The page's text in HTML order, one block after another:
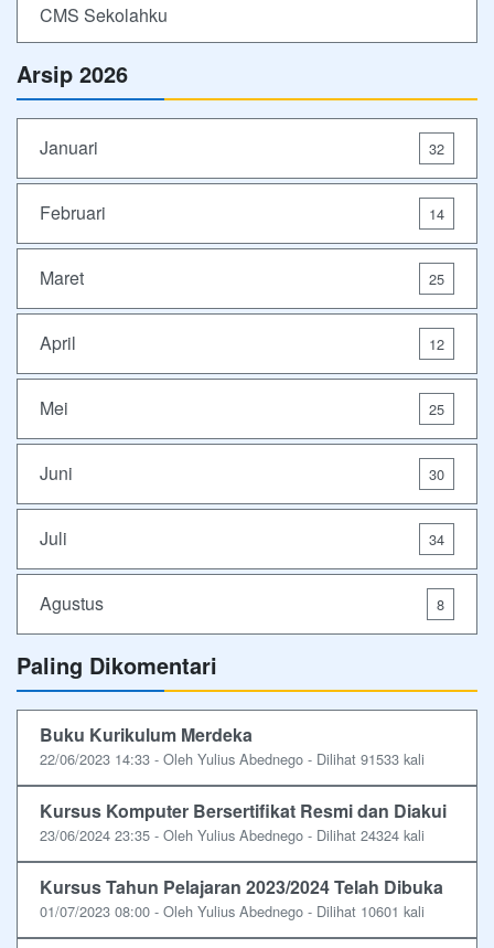
CMS Sekolahku
Arsip 2026
Januari 32
Februari 14
Maret 25
April 12
Mei 25
Juni 30
Juli 34
Agustus 8
Paling Dikomentari
Buku Kurikulum Merdeka
22/06/2023 14:33 - Oleh Yulius Abednego - Dilihat 91533 kali
Kursus Komputer Bersertifikat Resmi dan Diakui
23/06/2024 23:35 - Oleh Yulius Abednego - Dilihat 24324 kali
Kursus Tahun Pelajaran 2023/2024 Telah Dibuka
01/07/2023 08:00 - Oleh Yulius Abednego - Dilihat 10601 kali